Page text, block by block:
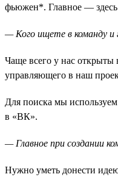
фьюжен*. Главное — здесь
— Кого ищете в команду и
Чаще всего у нас
управляющего в наш
Для поиска мы
в «ВК».
— Главное при создании
Нужно уметь донести